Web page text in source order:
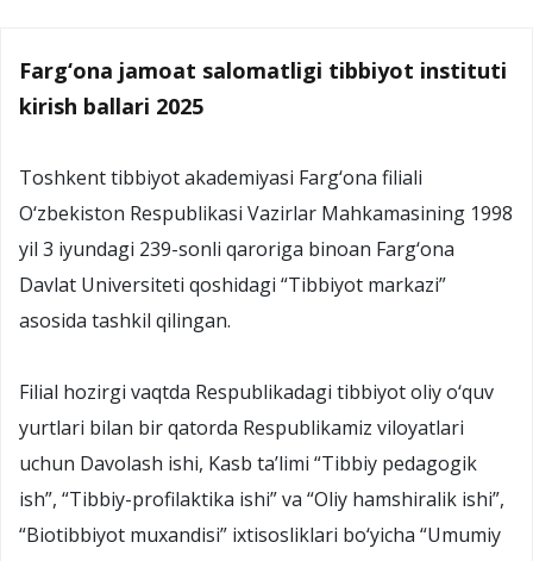
Farg‘ona jamoat salomatligi tibbiyot instituti
kirish ballari 2025
Toshkent tibbiyot akademiyasi Farg‘ona filiali
O‘zbekiston Respublikasi Vazirlar Mahkamasining 1998
yil 3 iyundagi 239-sonli qaroriga binoan Farg‘ona
Davlat Universiteti qoshidagi “Tibbiyot markazi”
asosida tashkil qilingan.
Filial hozirgi vaqtda Respublikadagi tibbiyot oliy o‘quv
yurtlari bilan bir qatorda Respublikamiz viloyatlari
uchun Davolash ishi, Kasb ta’limi “Tibbiy pedagogik
ish”, “Tibbiy-profilaktika ishi” va “Oliy hamshiralik ishi”,
“Biotibbiyot muxandisi” ixtisosliklari bo‘yicha “Umumiy